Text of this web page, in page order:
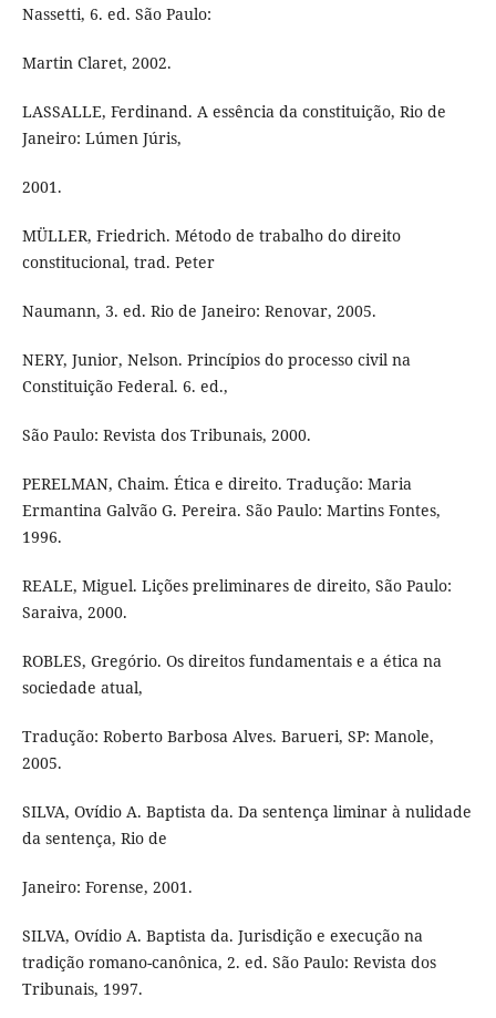
Nassetti, 6. ed. São Paulo:
Martin Claret, 2002.
LASSALLE, Ferdinand. A essência da constituição, Rio de
Janeiro: Lúmen Júris,
2001.
MÜLLER, Friedrich. Método de trabalho do direito
constitucional, trad. Peter
Naumann, 3. ed. Rio de Janeiro: Renovar, 2005.
NERY, Junior, Nelson. Princípios do processo civil na
Constituição Federal. 6. ed.,
São Paulo: Revista dos Tribunais, 2000.
PERELMAN, Chaim. Ética e direito. Tradução: Maria
Ermantina Galvão G. Pereira. São Paulo: Martins Fontes,
1996.
REALE, Miguel. Lições preliminares de direito, São Paulo:
Saraiva, 2000.
ROBLES, Gregório. Os direitos fundamentais e a ética na
sociedade atual,
Tradução: Roberto Barbosa Alves. Barueri, SP: Manole,
2005.
SILVA, Ovídio A. Baptista da. Da sentença liminar à nulidade
da sentença, Rio de
Janeiro: Forense, 2001.
SILVA, Ovídio A. Baptista da. Jurisdição e execução na
tradição romano-canônica, 2. ed. São Paulo: Revista dos
Tribunais, 1997.